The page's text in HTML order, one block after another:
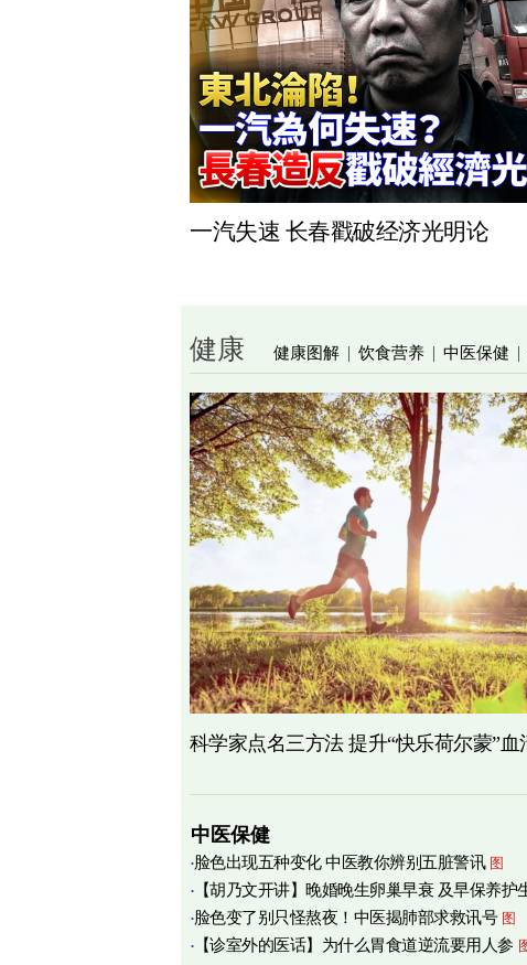
一汽失速 长春戳破经济光明论
健康 健康图解 | 饮食营养 | 中医保健 |
科学家点名三方法 提升“快乐荷尔蒙”血
中医保健
脸色出现五种变化 中医教你辨别五脏警讯 图
【胡乃文开讲】晚婚晚生卵巢早衰 及早保养护
育
脸色变了别只怪熬夜！中医揭肺部求救讯号 图
【诊室外的医话】为什么胃食道逆流要用人参